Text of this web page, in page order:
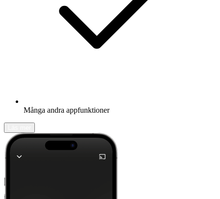
Många andra appfunktioner